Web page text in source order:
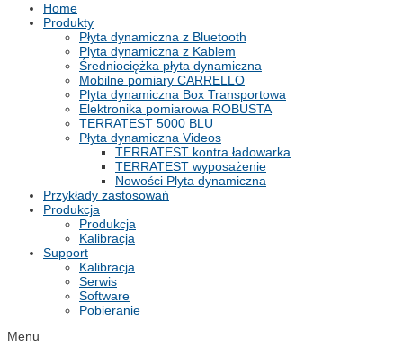
Home
Produkty
Płyta dynamiczna z Bluetooth
Plyta dynamiczna z Kablem
Średniociężka płyta dynamiczna
Mobilne pomiary CARRELLO
Plyta dynamiczna Box Transportowa
Elektronika pomiarowa ROBUSTA
TERRATEST 5000 BLU
Płyta dynamiczna Videos
TERRATEST kontra ładowarka
TERRATEST wyposażenie
Nowości Plyta dynamiczna
Przykłady zastosowań
Produkcja
Produkcja
Kalibracja
Support
Kalibracja
Serwis
Software
Pobieranie
Menu